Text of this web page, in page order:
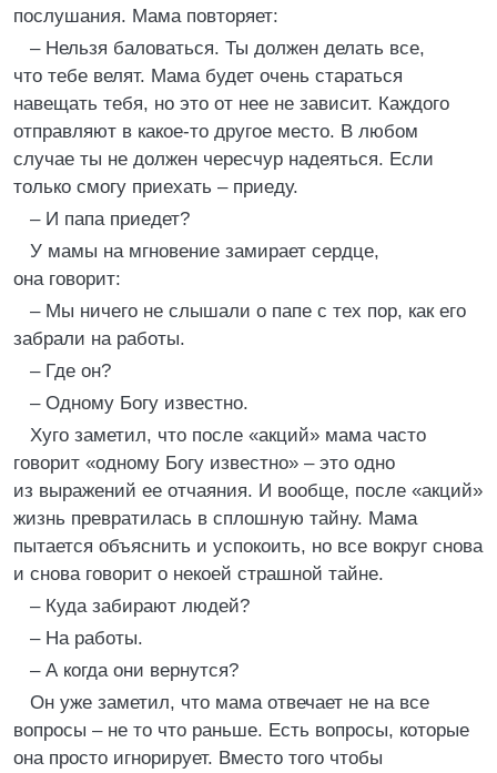
послушания. Мама повторяет:
– Нельзя баловаться. Ты должен делать все,
что тебе велят. Мама будет очень стараться
навещать тебя, но это от нее не зависит. Каждого
отправляют в какое-то другое место. В любом
случае ты не должен чересчур надеяться. Если
только смогу приехать – приеду.
– И папа приедет?
У мамы на мгновение замирает сердце,
она говорит:
– Мы ничего не слышали о папе с тех пор, как его
забрали на работы.
– Где он?
– Одному Богу известно.
Хуго заметил, что после «акций» мама часто
говорит «одному Богу известно» – это одно
из выражений ее отчаяния. И вообще, после «акций»
жизнь превратилась в сплошную тайну. Мама
пытается объяснить и успокоить, но все вокруг снова
и снова говорит о некоей страшной тайне.
– Куда забирают людей?
– На работы.
– А когда они вернутся?
Он уже заметил, что мама отвечает не на все
вопросы – не то что раньше. Есть вопросы, которые
она просто игнорирует. Вместо того чтобы